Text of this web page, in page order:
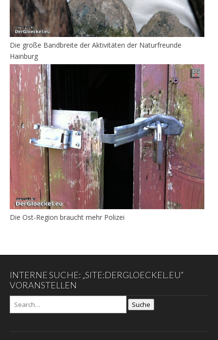
Die große Bandbreite der Aktivitäten der Naturfreunde
Hainburg
Die Ost-Region braucht mehr Polizei
INTERNE SUCHE: „SITE:DERGLOECKEL.EU“
VORANSTELLEN
Suche